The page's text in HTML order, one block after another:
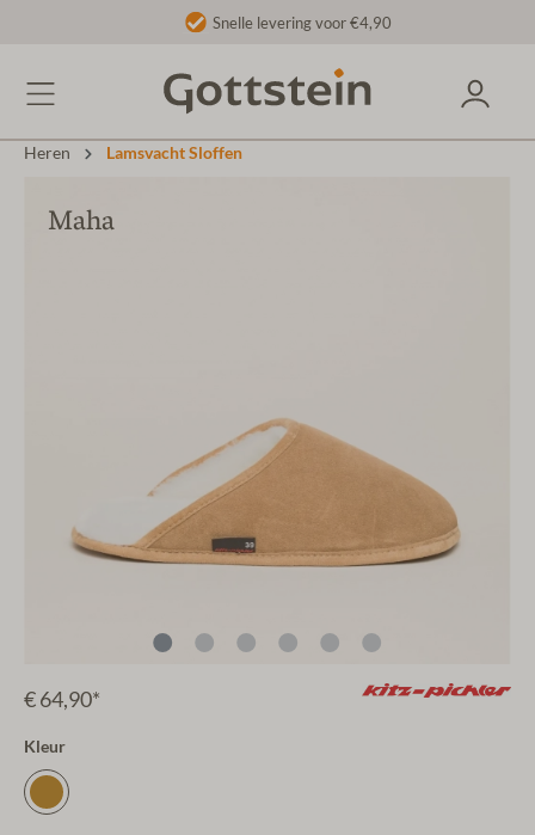
Snelle levering voor €4,90
Heren Lamsvacht Sloffen
Maha
€ 64,90*
Kleur